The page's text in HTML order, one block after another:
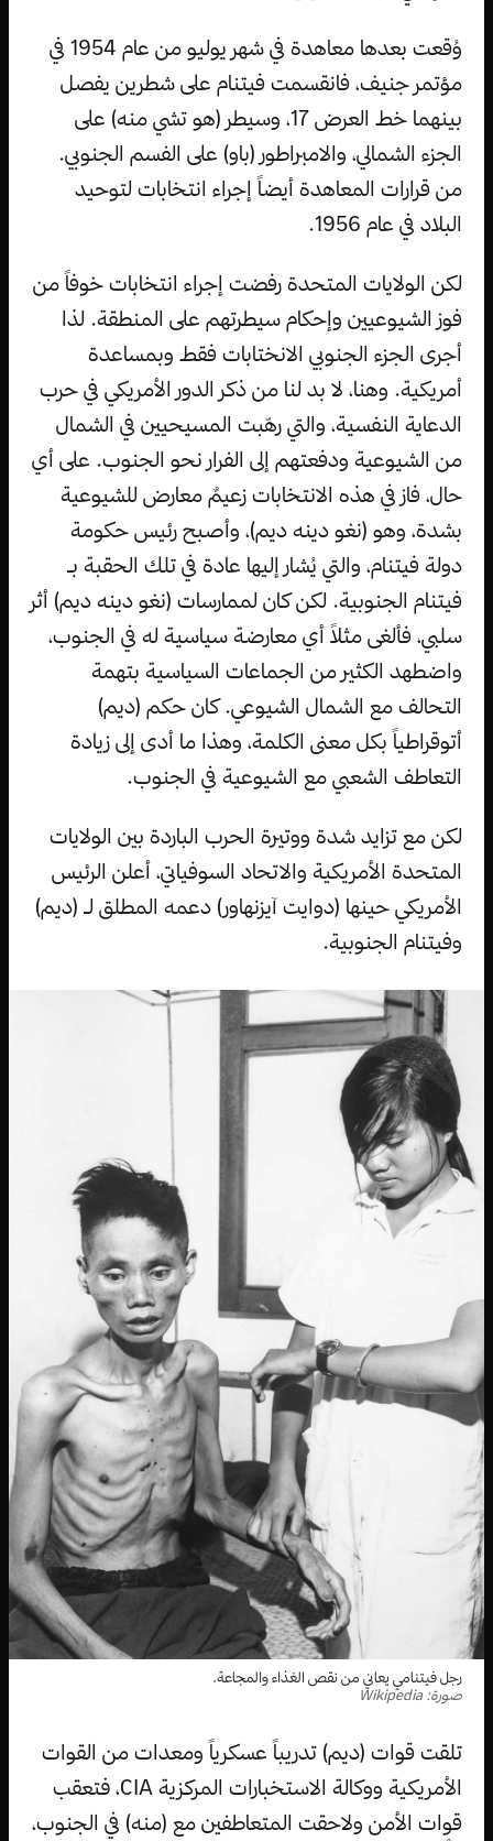
وُقعت بعدها معاهدة في شهر يوليو من عام 1954 في
مؤتمر جنيف، فانقسمت فيتنام على شطرين يفصل
بينهما خط العرض 17، وسيطر (هو تشي منه) على
الجزء الشمالي، والامبراطور (باو) على الفسم الجنوبي.
من قرارات المعاهدة أيضاً إجراء انتخابات لتوحيد
البلاد في عام 1956.
لكن الولايات المتحدة رفضت إجراء انتخابات خوفاً من
فوز الشيوعيين وإحكام سيطرتهم على المنطقة. لذا
أجرى الجزء الجنوبي الانختابات فقط وبمساعدة
أمريكية. وهنا، لا بد لنا من ذكر الدور الأمريكي في حرب
الدعاية النفسية، والتي رهّبت المسيحيين في الشمال
من الشيوعية ودفعتهم إلى الفرار نحو الجنوب. على أي
حال، فاز في هذه الانتخابات زعيمٌ معارض للشيوعية
بشدة، وهو (نغو دينه ديم)، وأصبح رئيس حكومة
دولة فيتنام، والتي يُشار إليها عادة في تلك الحقبة بـ
فيتنام الجنوبية. لكن كان لممارسات (نغو دينه ديم) أثر
سلبي، فألغى مثلاً أي معارضة سياسية له في الجنوب،
واضطهد الكثير من الجماعات السياسية بتهمة
التحالف مع الشمال الشيوعي. كان حكم (ديم)
أتوقراطياً بكل معنى الكلمة، وهذا ما أدى إلى زيادة
التعاطف الشعبي مع الشيوعية في الجنوب.
لكن مع تزايد شدة ووتيرة الحرب الباردة بين الولايات
المتحدة الأمريكية والاتحاد السوفياتي، أعلن الرئيس
الأمريكي حينها (دوايت آيزنهاور) دعمه المطلق لـ (ديم)
وفيتنام الجنوبية.
رجل فيتنامي يعاني من نقص الغذاء والمجاعة.
صورة: Wikipedia
تلقت قوات (ديم) تدريباً عسكرياً ومعدات من القوات
الأمريكية ووكالة الاستخبارات المركزية CIA، فتعقب
قوات الأمن ولاحقت المتعاطفين مع (منه) في الجنوب،